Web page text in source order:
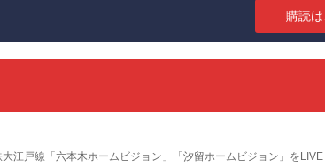
購読
大江戸線「六本木ホームビジョン」「汐留ホームビジョン」を